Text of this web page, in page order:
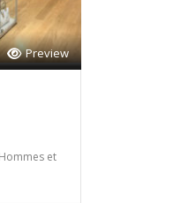
Preview
et